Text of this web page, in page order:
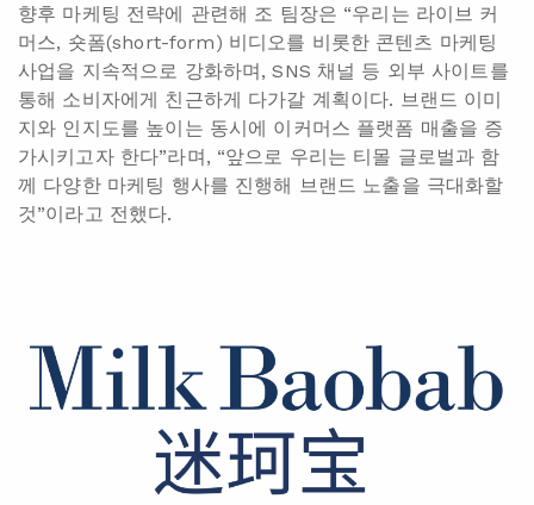
향후 마케팅 전략에 관련해 조 팀장은 “우리는 라이브 커
머스, 숏폼(short-form) 비디오를 비롯한 콘텐츠 마케팅
사업을 지속적으로 강화하며, SNS 채널 등 외부 사이트를
통해 소비자에게 친근하게 다가갈 계획이다. 브랜드 이미
지와 인지도를 높이는 동시에 이커머스 플랫폼 매출을 증
가시키고자 한다”라며, “앞으로 우리는 티몰 글로벌과 함
께 다양한 마케팅 행사를 진행해 브랜드 노출을 극대화할
것”이라고 전했다.